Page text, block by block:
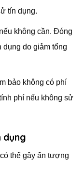
tín dụng.
không cần. Đóng
dụng do giảm tổng
bảo không có phí
phí nếu không sử
dụng
thể gây ấn tượng